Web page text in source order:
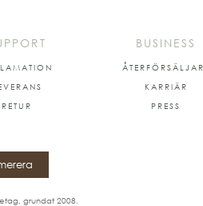
RETUR
BUSINESS
KARRIÄR
PRESS
grundat 2008.